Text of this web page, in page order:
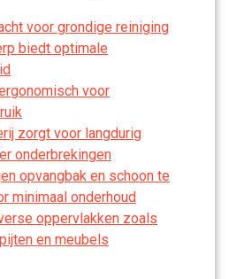
voor grondige reiniging
biedt optimale
voor
zorgt voor langdurig
onderbrekingen
opvangbak en schoon te
minimaal onderhoud
oppervlakken zoals
en meubels